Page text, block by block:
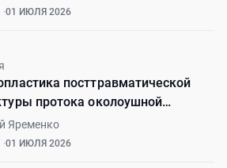
случай
01 ИЮЛЯ 2026
посттравматической
протока околоушной
железы
Яременко
01 ИЮЛЯ 2026